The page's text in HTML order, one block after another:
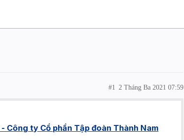
2 Tháng Ba 2021 07:59
#1
Công ty Cổ phần Tập đoàn Thành Nam